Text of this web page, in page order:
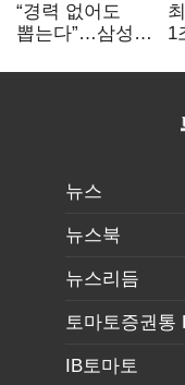
“경력 없어도
뽑는다”…삼성
반도체 인재
1
뉴스
뉴스북
뉴스리듬
토마토증권통
IB토마토